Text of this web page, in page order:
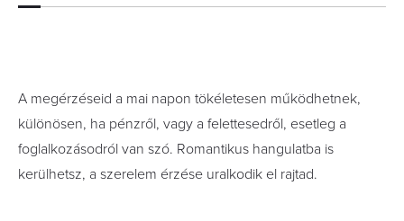
A megérzéseid a mai napon tökéletesen működhetnek,
különösen, ha pénzről, vagy a felettesedről, esetleg a
foglalkozásodról van szó. Romantikus hangulatba is
kerülhetsz, a szerelem érzése uralkodik el rajtad.